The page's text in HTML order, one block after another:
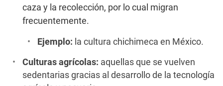
caza y la recolección, por lo cual migran
frecuentemente.
Ejemplo: la cultura chichimeca en México.
Culturas agrícolas: aquellas que se vuelven
sedentarias gracias al desarrollo de la tecnología